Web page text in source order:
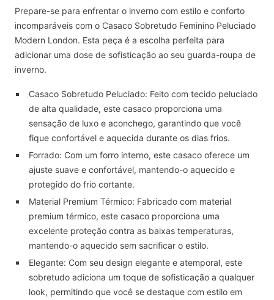
Prepare-se para enfrentar o inverno com estilo e conforto
incomparáveis com o Casaco Sobretudo Feminino Peluciado
Modern London. Esta peça é a escolha perfeita para
adicionar uma dose de sofisticação ao seu guarda-roupa de
inverno.
Casaco Sobretudo Peluciado: Feito com tecido peluciado
de alta qualidade, este casaco proporciona uma
sensação de luxo e aconchego, garantindo que você
fique confortável e aquecida durante os dias frios.
Forrado: Com um forro interno, este casaco oferece um
ajuste suave e confortável, mantendo-o aquecido e
protegido do frio cortante.
Material Premium Térmico: Fabricado com material
premium térmico, este casaco proporciona uma
excelente proteção contra as baixas temperaturas,
mantendo-o aquecido sem sacrificar o estilo.
Elegante: Com seu design elegante e atemporal, este
sobretudo adiciona um toque de sofisticação a qualquer
look, permitindo que você se destaque com estilo em